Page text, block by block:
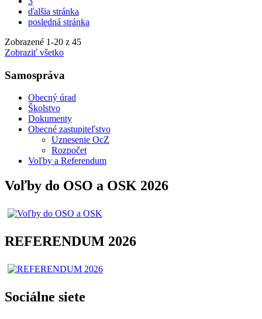
ďalšia stránka
posledná stránka
Zobrazené 1-20 z 45
Zobraziť všetko
Samospráva
Obecný úrad
Školstvo
Dokumenty
Obecné zastupiteľstvo
Uznesenie OcZ
Rozpočet
Voľby a Referendum
Voľby do OSO a OSK 2026
REFERENDUM 2026
Sociálne siete